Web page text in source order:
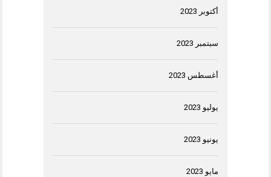
أكتوبر 2023
سبتمبر 2023
أغسطس 2023
يوليو 2023
يونيو 2023
مايو 2023